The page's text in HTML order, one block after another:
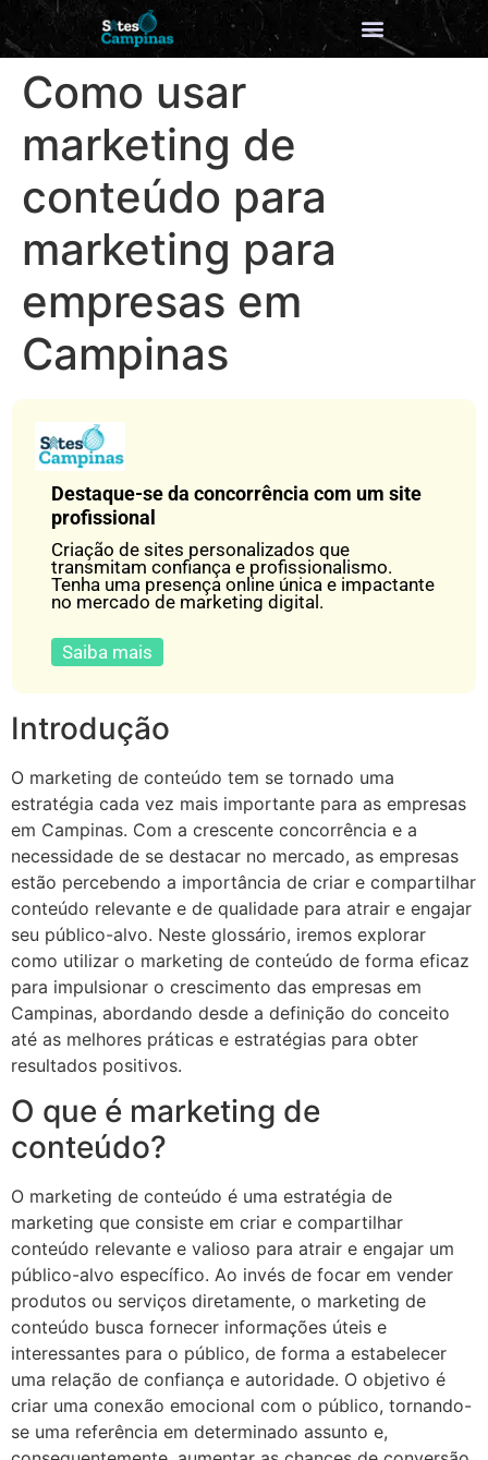
Como usar
marketing de
conteúdo para
marketing para
empresas em
Campinas
Destaque-se da concorrência com um site
profissional
Criação de sites personalizados que
transmitam confiança e profissionalismo.
Tenha uma presença online única e impactante
no mercado de marketing digital.
Saiba mais
Introdução
O marketing de conteúdo tem se tornado uma
estratégia cada vez mais importante para as empresas
em Campinas. Com a crescente concorrência e a
necessidade de se destacar no mercado, as empresas
estão percebendo a importância de criar e compartilhar
conteúdo relevante e de qualidade para atrair e engajar
seu público-alvo. Neste glossário, iremos explorar
como utilizar o marketing de conteúdo de forma eficaz
para impulsionar o crescimento das empresas em
Campinas, abordando desde a definição do conceito
até as melhores práticas e estratégias para obter
resultados positivos.
O que é marketing de
conteúdo?
O marketing de conteúdo é uma estratégia de
marketing que consiste em criar e compartilhar
conteúdo relevante e valioso para atrair e engajar um
público-alvo específico. Ao invés de focar em vender
produtos ou serviços diretamente, o marketing de
conteúdo busca fornecer informações úteis e
interessantes para o público, de forma a estabelecer
uma relação de confiança e autoridade. O objetivo é
criar uma conexão emocional com o público, tornando-
se uma referência em determinado assunto e,